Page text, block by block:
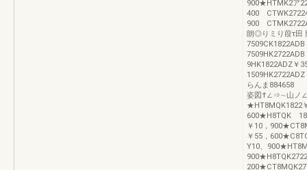
900★HTMK2ア
400
900
朗◎りミり葭τ田
9HK1822ADZ￥
らんま
姿図†∠⇒∼山ノ
600★H8TQK
￥10，
￥55，
Y10、